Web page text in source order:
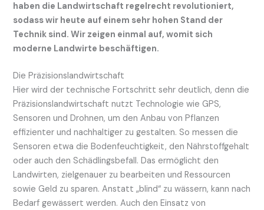
haben die Landwirtschaft regelrecht revolutioniert,
sodass wir heute auf einem sehr hohen Stand der
Technik sind. Wir zeigen einmal auf, womit sich
moderne Landwirte beschäftigen.
Die Präzisionslandwirtschaft
Hier wird der technische Fortschritt sehr deutlich, denn die
Präzisionslandwirtschaft nutzt Technologie wie GPS,
Sensoren und Drohnen, um den Anbau von Pflanzen
effizienter und nachhaltiger zu gestalten. So messen die
Sensoren etwa die Bodenfeuchtigkeit, den Nährstoffgehalt
oder auch den Schädlingsbefall. Das ermöglicht den
Landwirten, zielgenauer zu bearbeiten und Ressourcen
sowie Geld zu sparen. Anstatt „blind“ zu wässern, kann nach
Bedarf gewässert werden. Auch den Einsatz von